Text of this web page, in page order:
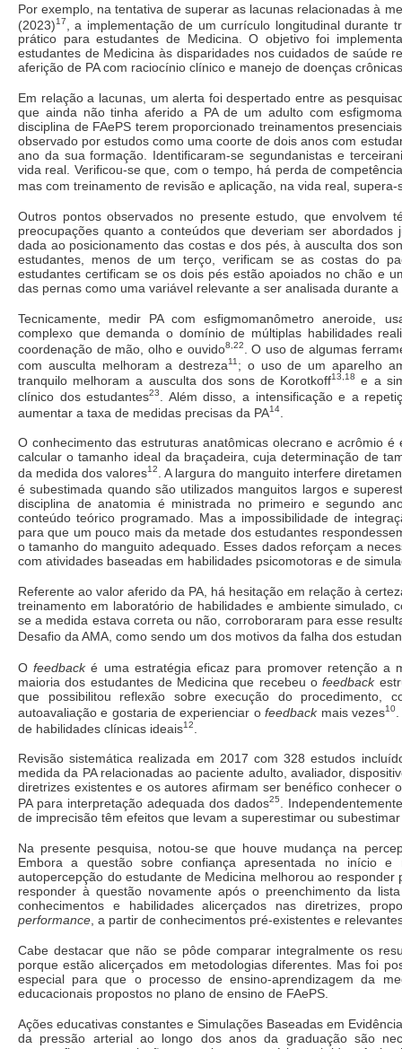
Por exemplo, na tentativa de superar as lacunas relacionadas à
(2023)17
, a implementação de um currículo longitudinal durante
prático para estudantes de Medicina. O objetivo foi
estudantes de Medicina às disparidades nos cuidados de saúde
aferição de PA com raciocínio clínico e manejo de doenças
Em relação a lacunas, um alerta foi despertado entre as
que ainda não tinha aferido a PA de um adulto com
disciplina de FAePS terem proporcionado treinamentos
observado por estudos como uma coorte de dois anos com
ano da sua formação. Identificaram-se segundanistas e
vida real. Verificou-se que, com o tempo, há perda de
mas com treinamento de revisão e aplicação, na vida real, supera-
Outros pontos observados no presente estudo, que envolvem
preocupações quanto a conteúdos que deveriam ser
dada ao posicionamento das costas e dos pés, à ausculta dos
estudantes, menos de um terço, verificam se as costas do
estudantes certificam se os dois pés estão apoiados no chão e
das pernas como uma variável relevante a ser analisada durante a
Tecnicamente, medir PA com esfigmomanômetro aneroide,
complexo que demanda o domínio de múltiplas habilidades
coordenação de mão, olho e ouvido8,22
. O uso de algumas
com ausculta melhoram a destreza11 ; o uso de um aparelho
tranquilo melhoram a ausculta dos sons de Korotkoff13,18
e a
clínico dos estudantes23
. Além disso, a intensificação e a
aumentar a taxa de medidas precisas da PA14
O conhecimento das estruturas anatômicas olecrano e acrômio
calcular o tamanho ideal da braçadeira, cuja determinação de
da medida dos valores12
. A largura do manguito interfere
é subestimada quando são utilizados manguitos largos e
disciplina de anatomia é ministrada no primeiro e segundo
conteúdo teórico programado. Mas a impossibilidade de
para que um pouco mais da metade dos estudantes
o tamanho do manguito adequado. Esses dados reforçam a
com atividades baseadas em habilidades psicomotoras e de
Referente ao valor aferido da PA, há hesitação em relação à
treinamento em laboratório de habilidades e ambiente simulado,
se a medida estava correta ou não, corroboraram para esse
Desafio da AMA, como sendo um dos motivos da falha dos
Ofeedbacké uma estratégia eficaz para promover retenção a
maioria dos estudantes de Medicina que recebeu ofeedback
que possibilitou reflexão sobre execução do procedimento,
autoavaliação e gostaria de experienciar ofeedbackmais vezes10.
de habilidades clínicas ideais12
Revisão sistemática realizada em 2017 com 328 estudos
medida da PA relacionadas ao paciente adulto, avaliador,
diretrizes existentes e os autores afirmam ser benéfico conhecer
PA para interpretação adequada dos dados25
.
de imprecisão têm efeitos que levam a superestimar ou
Na presente pesquisa, notou-se que houve mudança na
Embora a questão sobre confiança apresentada no início
autopercepção do estudante de Medicina melhorou ao
responder à questão novamente após o preenchimento da
conhecimentos e habilidades alicerçados nas diretrizes,
performance , a partir de conhecimentos pré-existentes e
Cabe destacar que não se pôde comparar integralmente os
porque estão alicerçados em metodologias diferentes. Mas foi
especial para que o processo de ensino-aprendizagem da
educacionais propostos no plano de ensino de FAePS.
Ações educativas constantes e Simulações Baseadas em
da pressão arterial ao longo dos anos da graduação são